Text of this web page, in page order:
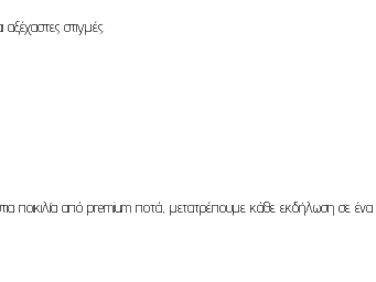
στιγμές.
ποικιλία από premium ποτά, μετατρέπουμε κάθε εκδήλωση σε